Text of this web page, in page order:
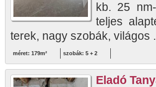
kb. 25
teljes
terek, nagy szobák, világos
méret: 179m² szobák: 5 + 2
Eladó